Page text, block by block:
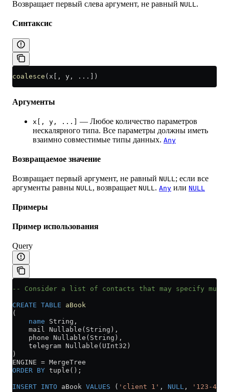
Возвращает первый слева аргумент, не равный NULL.
Синтаксис
coalesce (x[, y, ...])
Аргументы
x[, y, ...]
— Любое количество параметров
нескалярного типа. Все параметры должны иметь
взаимно совместимые типы данных. Any
Возвращаемое значение
Возвращает первый аргумент, не равный NULL; если все
аргументы равны NULL, возвращает NULL. Any или NULL
Примеры
Пример использования
Query
-- Consider a list of contacts that may specify
CREATE TABLE aBook
(
    name
String,
    mail Nullable(String),
    phone Nullable(String),
    telegram Nullable(UInt32)
)
ENGINE = MergeTree
ORDER BY tuple();
INSERT INTO aBook VALUES ( 'client 1' , NULL , '123-45-